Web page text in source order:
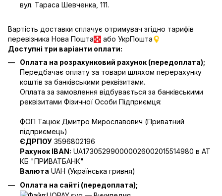
вул. Тараса Шевченка, 111.
Вартість доставки сплачує отримувач згідно тарифів
перевізника Нова Пошта
або УкрПошта
Доступні три варіанти оплати:
Оплата на розрахунковий рахунок (передоплата);
Передбачає оплату за товари шляхом перерахунку
коштів за банківськими реквізитами.
Оплата за замовлення відбувається за банківськими
реквізитами Фізичної Особи Підприємця:
ФОП Тацюк Дмитро Мирославович (Приватний
пiдприємець)
ЄДРПОУ 3596802196
Рахунок IBAN: UA173052990000026002015514980 в АТ
КБ "ПРИВАТБАНК"
Валюта UAH (Українська гривня)
Оплата на сайті (передоплата);